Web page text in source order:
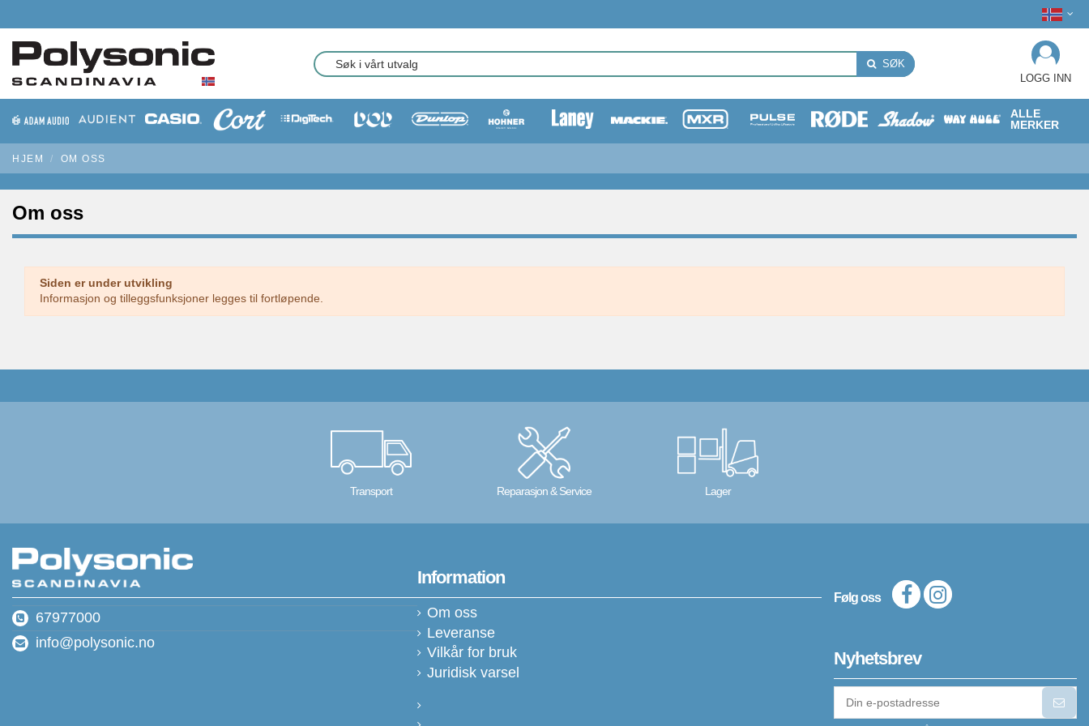
SØK
LOGG INN
ALLE
MERKER
HJEM OM OSS
Om oss
Siden er under utvikling
Informasjon og tilleggsfunksjoner legges til fortløpende.
Transport Reparasjon & Service Lager
67977000
info@polysonic.no
Information
Om oss
Leveranse
Vilkår for bruk
Juridisk varsel
Følg oss
Nyhetsbrev